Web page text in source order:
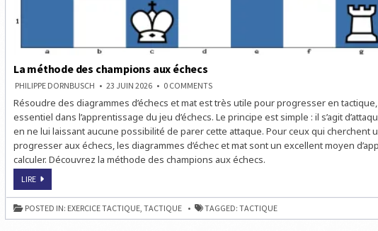
La méthode des champions aux échecs
PHILIPPE DORNBUSCH 23 JUIN 2026 0 COMMENTSON
MÉTHODE
CHAMPIONS
AUX
ÉCHECS
Résoudre des diagrammes d’échecs et mat est très utile pour progresser en
essentiel dans l’apprentissage du jeu d’échecs. Le principe est simple : il s’agit
en ne lui laissant aucune possibilité de parer cette attaque. Pour ceux qui cherchent
progresser aux échecs, les diagrammes d’échec et mat sont un excellent moyen
calculer. Découvrez la méthode des champions aux échecs.
LIRELA
DES
CHAMPIONS
AUX
ÉCHECS
POSTED IN: EXERCICE TACTIQUE, TACTIQUE TAGGED: TACTIQUE